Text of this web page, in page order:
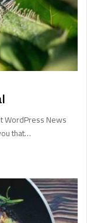
WordPress News
that…